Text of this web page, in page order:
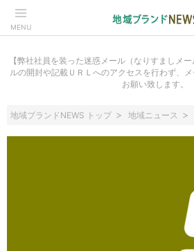
MENU
【弊社社員を装った迷惑メール（なりすましメ
ルの開封や記載ＵＲＬへのアクセスを行わず、
お願い致します。
地域ブランドNEWS トップ 地域ニュース